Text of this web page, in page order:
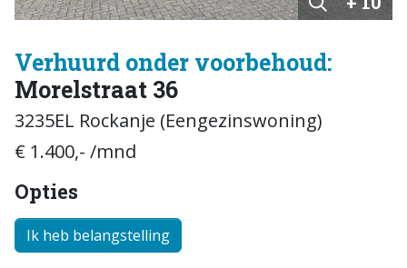
Verhuurd onder voorbehoud:
Morelstraat 36
3235EL Rockanje (Eengezinswoning)
€ 1.400,- /mnd
Opties
Ik heb belangstelling